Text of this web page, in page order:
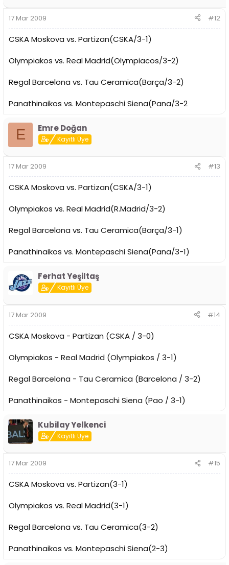
17 Mar 2009 #12
CSKA Moskova vs. Partizan(CSKA/3-1)
Olympiakos vs. Real Madrid(Olympiacos/3-2)
Regal Barcelona vs. Tau Ceramica(Barça/3-2)
Panathinaikos vs. Montepaschi Siena(Pana/3-2
E Emre Doğan
Kayıtlı Üye
17 Mar 2009 #13
CSKA Moskova vs. Partizan(CSKA/3-1)
Olympiakos vs. Real Madrid(R.Madrid/3-2)
Regal Barcelona vs. Tau Ceramica(Barça/3-1)
Panathinaikos vs. Montepaschi Siena(Pana/3-1)
Ferhat Yeşiltaş
Kayıtlı Üye
17 Mar 2009 #14
CSKA Moskova - Partizan (CSKA / 3-0)
Olympiakos - Real Madrid (Olympiakos / 3-1)
Regal Barcelona - Tau Ceramica (Barcelona / 3-2)
Panathinaikos - Montepaschi Siena (Pao / 3-1)
Kubilay Yelkenci
Kayıtlı Üye
17 Mar 2009 #15
CSKA Moskova vs. Partizan(3-1)
Olympiakos vs. Real Madrid(3-1)
Regal Barcelona vs. Tau Ceramica(3-2)
Panathinaikos vs. Montepaschi Siena(2-3)